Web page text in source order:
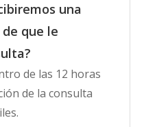
una
que le
de las 12 horas
de la consulta